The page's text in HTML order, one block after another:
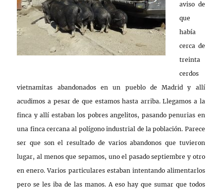
aviso de
que
había
cerca de
treinta
cerdos
vietnamitas abandonados en un pueblo de Madrid y allí
acudimos a pesar de que estamos hasta arriba. Llegamos a la
finca y allí estaban los pobres angelitos, pasando penurias en
una finca cercana al polígono industrial de la población. Parece
ser que son el resultado de varios abandonos que tuvieron
lugar, al menos que sepamos, uno el pasado septiembre y otro
en enero. Varios particulares estaban intentando alimentarlos
pero se les iba de las manos. A eso hay que sumar que todos